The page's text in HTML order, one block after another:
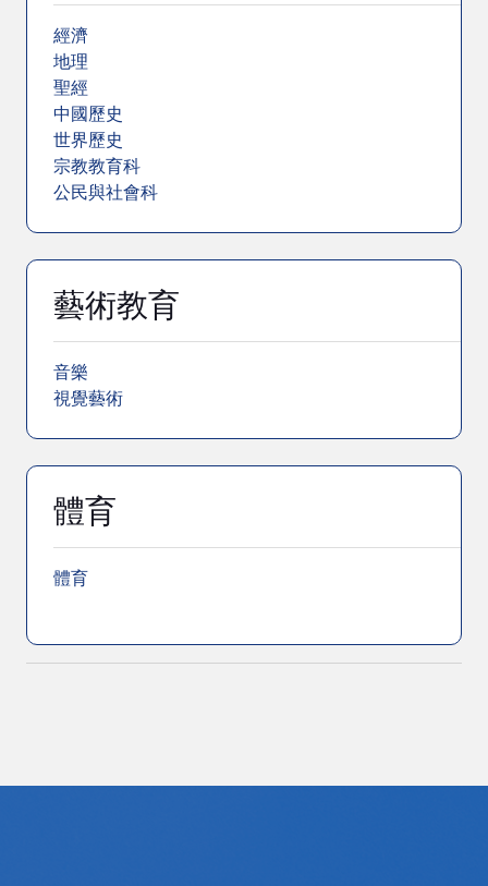
經濟
地理
聖經
中國歷史
世界歷史
宗教教育科
公民與社會科
藝術教育
音樂
視覺藝術
體育
體育